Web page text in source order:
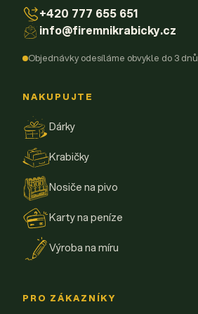
+420 777 655 651
info@firemnikrabicky.cz
Objednávky odesíláme obvykle do 3 dnů
NAKUPUJTE
Dárky
Krabičky
Nosiče na pivo
Karty na peníze
Výroba na míru
PRO ZÁKAZNÍKY